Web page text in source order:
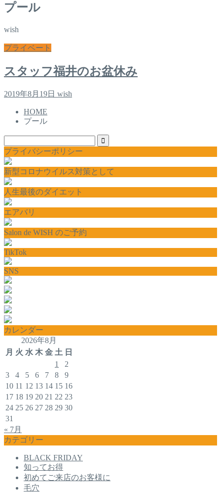
プール
wish
プライベート
スタッフ福井のお盆休み
2019年8月19日 wish
HOME
プール
プライバシーポリシー
新型コロナウイルス対策として
人生最後のダイエット
エアバリ
Salon de WISH のご予約
TikTok
SNS
カレンダー
2026年8月
月 火 水 木 金 土 日
1
2
3
4 5 6 7 8
9
10 11 12 13 14 15 16
17 18 19 20 21 22 23
24 25 26 27 28 29 30
31
« 7月
カテゴリー
BLACK FRIDAY
知ってお得
初めてご来店のお客様に
毛穴